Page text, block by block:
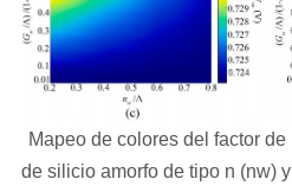
Mapeo de colores del factor
de silicio amorfo de tipo n (nw)